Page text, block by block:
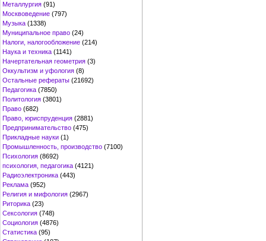
Металлургия (91)
Москвоведение (797)
Музыка (1338)
Муниципальное право (24)
Налоги, налогообложение (214)
Наука и техника (1141)
Начертательная геометрия (3)
Оккультизм и уфология (8)
Остальные рефераты (21692)
Педагогика (7850)
Политология (3801)
Право (682)
Право, юриспруденция (2881)
Предпринимательство (475)
Прикладные науки (1)
Промышленность, производство (7100)
Психология (8692)
психология, педагогика (4121)
Радиоэлектроника (443)
Реклама (952)
Религия и мифология (2967)
Риторика (23)
Сексология (748)
Социология (4876)
Статистика (95)